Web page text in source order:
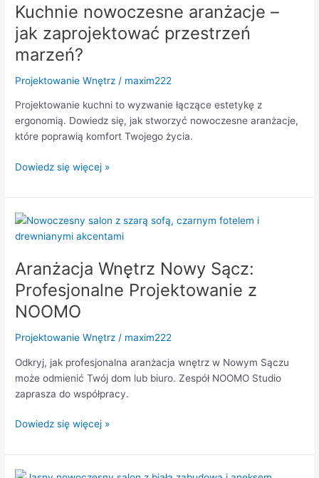
Kuchnie nowoczesne aranżacje –
jak zaprojektować przestrzeń
marzeń?
Projektowanie Wnętrz / maxim222
Projektowanie kuchni to wyzwanie łączące estetykę z
ergonomią. Dowiedz się, jak stworzyć nowoczesne aranżacje,
które poprawią komfort Twojego życia.
aranżacje
–
jak
zaprojektować
marzeń?
Dowiedz się więcej »
Aranżacja Wnętrz Nowy Sącz:
Profesjonalne Projektowanie z
NOOMO
Projektowanie Wnętrz / maxim222
Odkryj, jak profesjonalna aranżacja wnętrz w Nowym Sączu
może odmienić Twój dom lub biuro. Zespół NOOMO Studio
zaprasza do współpracy.
Aranżacja
Wnętrz
Sącz:
Profesjonalne
Projektowanie
z
Dowiedz się więcej »